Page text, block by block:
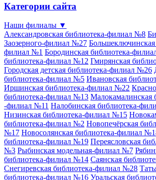
Категории сайта
Наши филиалы ▼
Александровская библиотека-филиал №8
Заозерного-филиал №27
филиал №1 Бородинская библиотека-
библиотека-филиал №12 Гмирянская
Городская детская библиотека-филиал №26
библиотека-филиал №5 Ивановская
Иршинская библиотека-филиал №22
библиотека-филиал №13 Малокамалинская
-филиал №11 Налобинская библиотека-
Низинская библиотека-филиал №15
библиотека-филиал №2 Новопечёрская
№17 Новосолянская библиотека-филиал
библиотека-филиал №19 Переясловская
№3 Рыбинская модельная-филиал №7
библиотека-филиал №14 Саянская
Снегиревская библиотека-филиал №28
библиотека-филиал №16 Уральская